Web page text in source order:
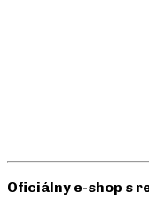
Oficiálny e-shop s